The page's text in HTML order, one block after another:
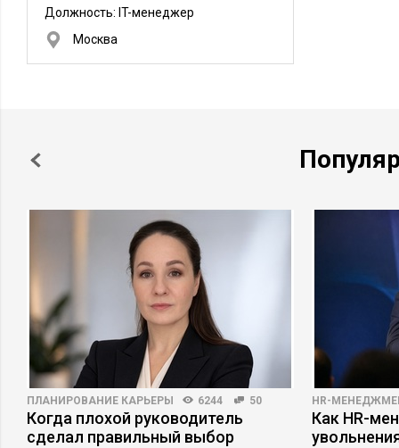
Должность: IT-менеджер
Москва
ПЛАНИРОВАНИЕ КАРЬЕРЫ 6244 50
Когда плохой руководитель
сделал правильный выбор
HR-
Как HR-